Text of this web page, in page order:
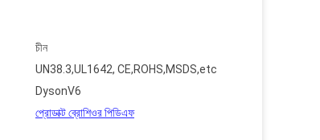
চীন
UN38.3,UL1642, CE,ROHS,MSDS,etc
DysonV6
প্রোডাক্ট ব্রোশিওর পিডিএফ